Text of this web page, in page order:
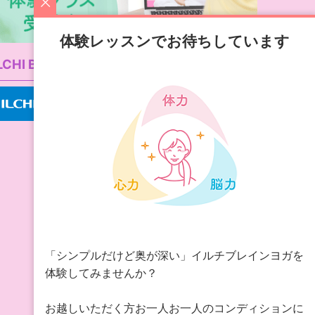
Brain Yoga公式サイト
体験レッスンでお待ちしています
「シンプルだけど奥が深い」イルチブレインヨガを
体験してみませんか？
お越しいただく方お一人お一人のコンディションに